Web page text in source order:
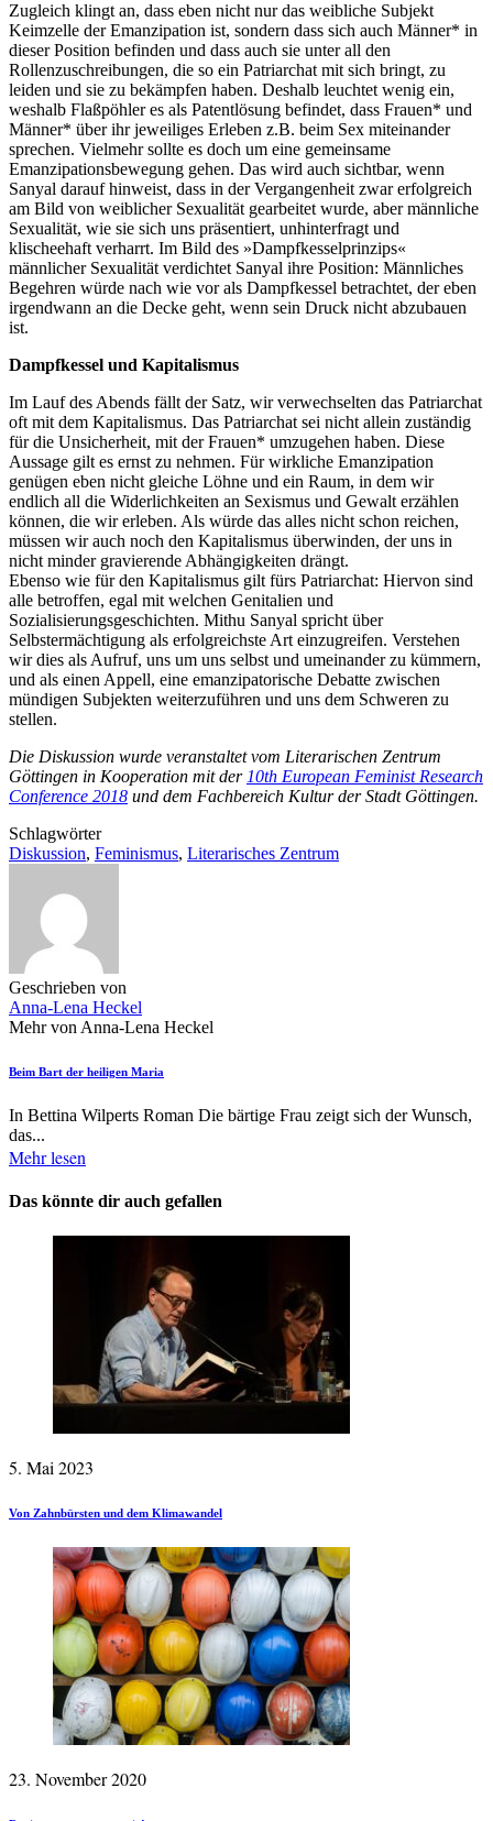
Zugleich klingt an, dass eben nicht nur das weibliche Subjekt
Keimzelle der Emanzipation ist, sondern dass sich auch Männer* in
dieser Position befinden und dass auch sie unter all den
Rollenzuschreibungen, die so ein Patriarchat mit sich bringt, zu
leiden und sie zu bekämpfen haben. Deshalb leuchtet wenig ein,
weshalb Flaßpöhler es als Patentlösung befindet, dass Frauen* und
Männer* über ihr jeweiliges Erleben z.B. beim Sex miteinander
sprechen. Vielmehr sollte es doch um eine gemeinsame
Emanzipationsbewegung gehen. Das wird auch sichtbar, wenn
Sanyal darauf hinweist, dass in der Vergangenheit zwar erfolgreich
am Bild von weiblicher Sexualität gearbeitet wurde, aber männliche
Sexualität, wie sie sich uns präsentiert, unhinterfragt und
klischeehaft verharrt. Im Bild des »Dampfkesselprinzips«
männlicher Sexualität verdichtet Sanyal ihre Position: Männliches
Begehren würde nach wie vor als Dampfkessel betrachtet, der eben
irgendwann an die Decke geht, wenn sein Druck nicht abzubauen
ist.
Dampfkessel und Kapitalismus
Im Lauf des Abends fällt der Satz, wir verwechselten das Patriarchat
oft mit dem Kapitalismus. Das Patriarchat sei nicht allein zuständig
für die Unsicherheit, mit der Frauen* umzugehen haben. Diese
Aussage gilt es ernst zu nehmen. Für wirkliche Emanzipation
genügen eben nicht gleiche Löhne und ein Raum, in dem wir
endlich all die Widerlichkeiten an Sexismus und Gewalt erzählen
können, die wir erleben. Als würde das alles nicht schon reichen,
müssen wir auch noch den Kapitalismus überwinden, der uns in
nicht minder gravierende Abhängigkeiten drängt.
Ebenso wie für den Kapitalismus gilt fürs Patriarchat: Hiervon sind
alle betroffen, egal mit welchen Genitalien und
Sozialisierungsgeschichten. Mithu Sanyal spricht über
Selbstermächtigung als erfolgreichste Art einzugreifen. Verstehen
wir dies als Aufruf, uns um uns selbst und umeinander zu kümmern,
und als einen Appell, eine emanzipatorische Debatte zwischen
mündigen Subjekten weiterzuführen und uns dem Schweren zu
stellen.
Die Diskussion wurde veranstaltet vom Literarischen Zentrum
Göttingen in Kooperation mit der 10th European Feminist Research
Conference 2018 und dem Fachbereich Kultur der Stadt Göttingen.
Schlagwörter
Diskussion, Feminismus, Literarisches Zentrum
Geschrieben von
Anna-Lena Heckel
Mehr von Anna-Lena Heckel
Beim Bart der heiligen Maria
In Bettina Wilperts Roman Die bärtige Frau zeigt sich der Wunsch,
das...
Mehr lesen
Das könnte dir auch gefallen
5. Mai 2023
Von Zahnbürsten und dem Klimawandel
23. November 2020